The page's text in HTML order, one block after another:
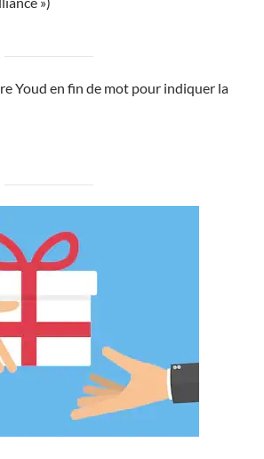
Youd en fin de mot pour indiquer la